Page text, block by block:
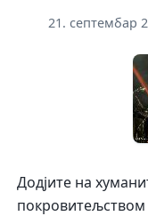
21. септембар
Додјите на